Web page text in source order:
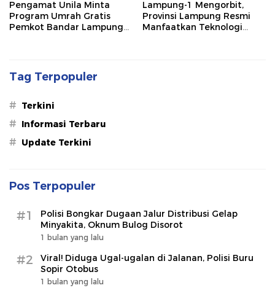
Pengamat Unila Minta
Program Umrah Gratis
Pemkot Bandar Lampung
Lampung-1 Mengorbit,
Provinsi Lampung Resmi
Manfaatkan Teknologi
Tag Terpopuler
# Terkini
# Informasi Terbaru
# Update Terkini
Pos Terpopuler
#1
Polisi Bongkar Dugaan Jalur Distribusi Gelap
Minyakita, Oknum Bulog Disorot
1 bulan yang lalu
#2
Viral! Diduga Ugal-ugalan di Jalanan, Polisi Buru
Sopir Otobus
1 bulan yang lalu